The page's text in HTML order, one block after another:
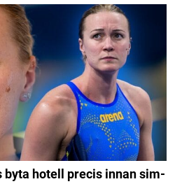
byta hotell precis innan sim-